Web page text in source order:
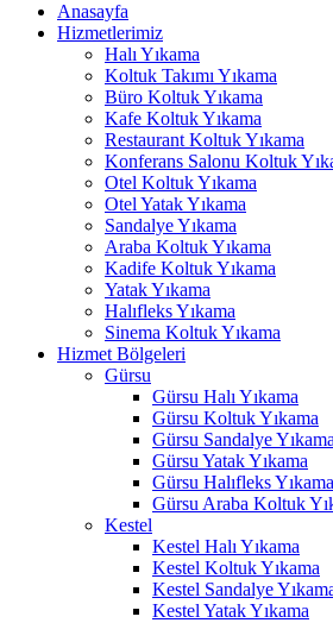
panel
panel
Panel
Panel
oku
Anasayfa
Hizmetlerimiz
Halı Yıkama
Koltuk Takımı Yıkama
Büro Koltuk Yıkama
Kafe Koltuk Yıkama
Restaurant Koltuk Yıkama
Konferans Salonu Koltuk
Otel Koltuk Yıkama
Otel Yatak Yıkama
Sandalye Yıkama
Araba Koltuk Yıkama
Kadife Koltuk Yıkama
Yatak Yıkama
Halıfleks Yıkama
Sinema Koltuk Yıkama
Hizmet Bölgeleri
Gürsu
Gürsu Halı Yıkama
Gürsu Koltuk Yıkama
Gürsu Sandalye Yıkama
Gürsu Yatak Yıkama
Gürsu Halıfleks Yıkama
Gürsu Araba Koltuk
Kestel
Kestel Halı Yıkama
Kestel Koltuk Yıkama
Kestel Sandalye
Kestel Yatak Yıkama